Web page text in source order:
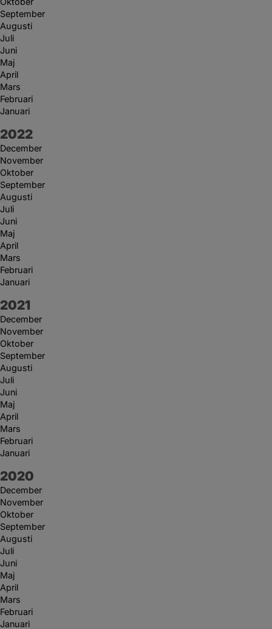
September
Augusti
Juli
Juni
Maj
April
Mars
Februari
Januari
År:
2022
December
November
Oktober
September
Augusti
Juli
Juni
Maj
April
Mars
Februari
Januari
År:
2021
December
November
Oktober
September
Augusti
Juli
Juni
Maj
April
Mars
Februari
Januari
År:
2020
December
November
Oktober
September
Augusti
Juli
Juni
Maj
April
Mars
Februari
Januari